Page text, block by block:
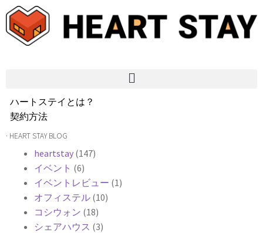
ハートステイとは？
契約方法
韓国不動産情報
よくある質問
Heartee
· HEART STAY BLOG
heartstay (147)
イベント (6)
イベントレビュー (1)
オフィステル (10)
コシウォン (18)
シェアハウス (3)